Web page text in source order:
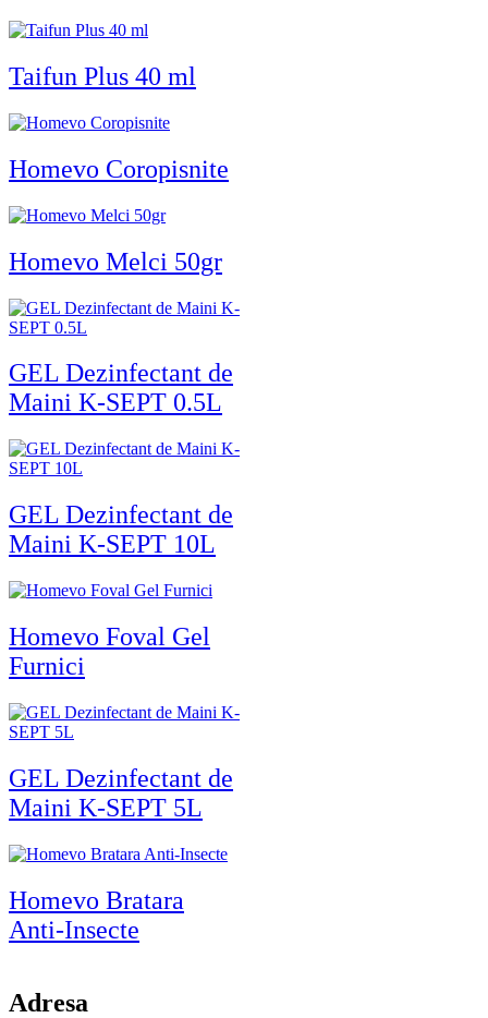
Taifun Plus 40 ml
Homevo Coropisnite
Homevo Melci 50gr
GEL Dezinfectant de
Maini K-SEPT 0.5L
GEL Dezinfectant de
Maini K-SEPT 10L
Homevo Foval Gel
Furnici
GEL Dezinfectant de
Maini K-SEPT 5L
Homevo Bratara
Anti-Insecte
Adresa